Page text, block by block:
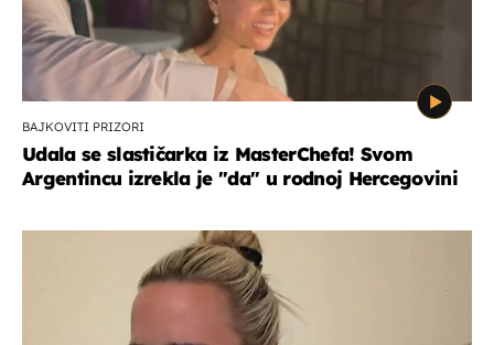
BAJKOVITI PRIZORI
Udala se slastičarka iz MasterChefa! Svom
Argentincu izrekla je "da" u rodnoj Hercegovini